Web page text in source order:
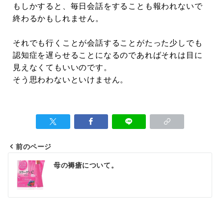
もしかすると、毎日会話をすることも報われないで
終わるかもしれません。
それでも行くことが会話することがたった少しでも
認知症を遅らせることになるのであればそれは目に
見えなくてもいいのです。
そう思わわないといけません。
前のページ
母の褥瘡について。